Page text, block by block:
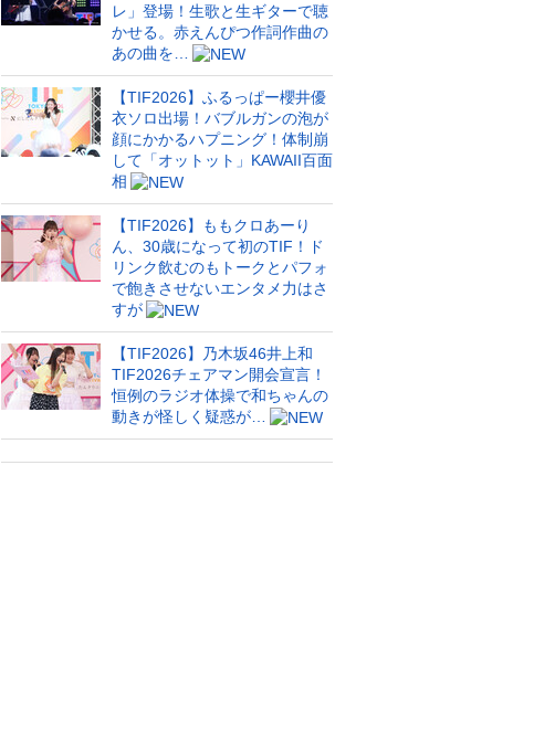
レ」登場！生歌と生ギターで聴
かせる。赤えんぴつ作詞作曲の
あの曲を…
【TIF2026】ふるっぱー櫻井優
衣ソロ出場！バブルガンの泡が
顔にかかるハプニング！体制崩
して「オットット」KAWAII百面
相
【TIF2026】ももクロあーり
ん、30歳になって初のTIF！ド
リンク飲むのもトークとパフォ
で飽きさせないエンタメ力はさ
すが
【TIF2026】乃木坂46井上和
TIF2026チェアマン開会宣言！
恒例のラジオ体操で和ちゃんの
動きが怪しく疑惑が…